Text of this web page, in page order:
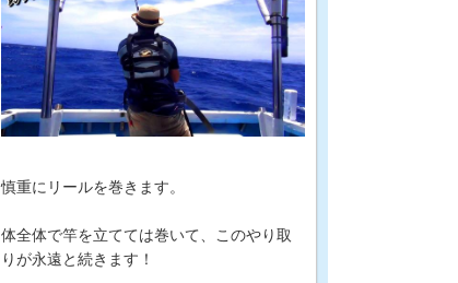
慎重にリールを巻きます。
体全体で竿を立てては巻いて、このやり取
りが永遠と続きます！